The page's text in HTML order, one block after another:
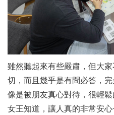
雖然聽起來有些嚴肅，但大
切，而且幾乎是有問必答，
像是被朋友真心對待，很輕
女王知道，讓人真的非常安心